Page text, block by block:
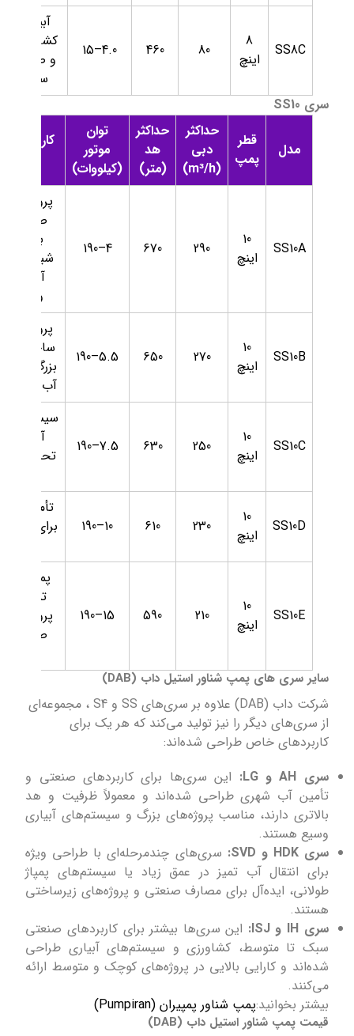
SS8C
8
اینچ
80
460
4.0–15
آبیاری
کشاورزی
و صنایع
سبک
سری SS10
مدل
قطر
پمپ
حداکثر
دبی
(m³/h)
حداکثر
هد
(متر)
توان
موتور
(کیلووات)
کاربردهای
SS10A
10
اینچ
290
670
4–190
پروژه‌های
صنعتی
بزرگ،
شبکه‌های
آبیاری
وسیع
SS10B
10
اینچ
270
650
5.5–190
پروژه‌های
ساختمانی
بزرگ، پمپاژ
آب صنعتی
SS10C
10
اینچ
250
630
7.5–190
سیستم‌های
آبیاری
تحت فشار
SS10D
10
اینچ
230
610
10–190
تأمین آب
برای صنایع
SS10E
10
اینچ
210
590
15–190
پمپاژ آب
تمیز در
پروژه‌های
صنعتی
سایر سری های پمپ شناور استیل داب (DAB)
شرکت داب (DAB) علاوه بر سری‌های SS و S4 ، مجموعه‌ای
از سری‌های دیگر را نیز تولید می‌کند که هر یک برای
کاربردهای خاص طراحی شده‌اند:
سری AH و LG:
این سری‌ها برای کاربردهای صنعتی و
تأمین آب شهری طراحی شده‌اند و معمولاً ظرفیت و هد
بالاتری دارند، مناسب پروژه‌های بزرگ و سیستم‌های آبیاری
وسیع هستند.
سری HDK و SVD:
سری‌های چندمرحله‌ای با طراحی ویژه
برای انتقال آب تمیز در عمق زیاد یا سیستم‌های پمپاژ
طولانی، ایده‌آل برای مصارف صنعتی و پروژه‌های زیرساختی
هستند.
سری IH و ISJ:
این سری‌ها بیشتر برای کاربردهای صنعتی
سبک تا متوسط، کشاورزی و سیستم‌های آبیاری طراحی
شده‌اند و کارایی بالایی در پروژه‌های کوچک و متوسط ارائه
می‌کنند.
بیشتر بخوانید:پمپ شناور پمپیران (Pumpiran)
قیمت پمپ شناور استیل داب (DAB)